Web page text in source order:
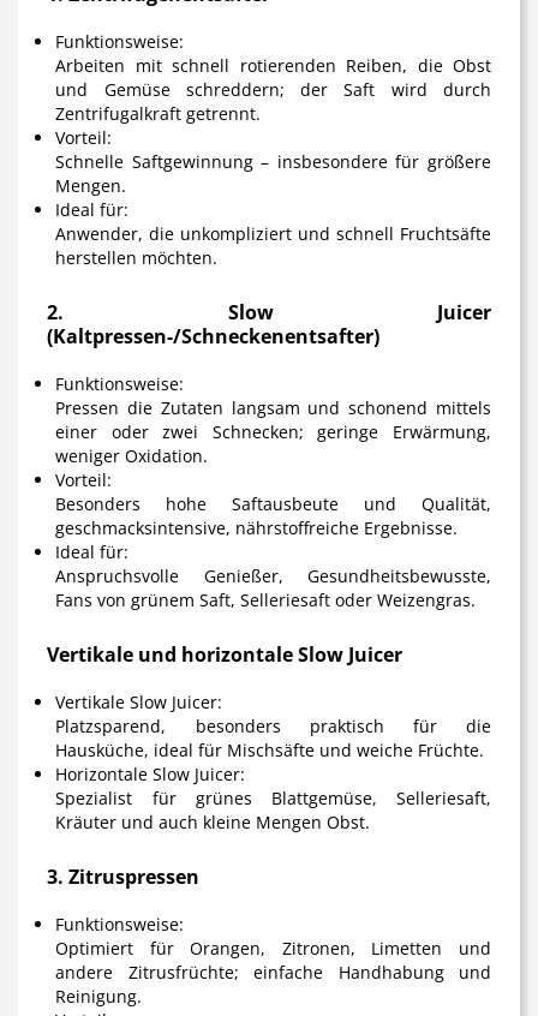
Funktionsweise:
Arbeiten mit schnell rotierenden Reiben, die Obst
und Gemüse schreddern; der Saft wird durch
Zentrifugalkraft getrennt.
Vorteil:
Schnelle Saftgewinnung – insbesondere für größere
Mengen.
Ideal für:
Anwender, die unkompliziert und schnell Fruchtsäfte
herstellen möchten.
2. Slow Juicer
(Kaltpressen-/Schneckenentsafter)
Funktionsweise:
Pressen die Zutaten langsam und schonend mittels
einer oder zwei Schnecken; geringe Erwärmung,
weniger Oxidation.
Vorteil:
Besonders hohe Saftausbeute und Qualität,
geschmacksintensive, nährstoffreiche Ergebnisse.
Ideal für:
Anspruchsvolle Genießer, Gesundheitsbewusste,
Fans von grünem Saft, Selleriesaft oder Weizengras.
Vertikale und horizontale Slow Juicer
Vertikale Slow Juicer:
Platzsparend, besonders praktisch für die
Hausküche, ideal für Mischsäfte und weiche Früchte.
Horizontale Slow Juicer:
Spezialist für grünes Blattgemüse, Selleriesaft,
Kräuter und auch kleine Mengen Obst.
3. Zitruspressen
Funktionsweise:
Optimiert für Orangen, Zitronen, Limetten und
andere Zitrusfrüchte; einfache Handhabung und
Reinigung.